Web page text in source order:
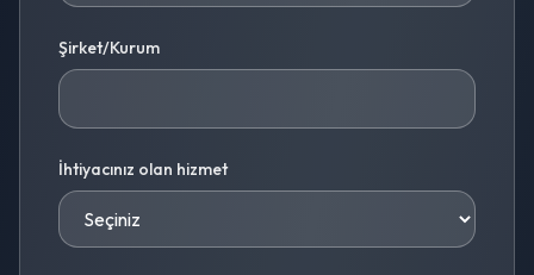
Şirket/Kurum
İhtiyacınız olan hizmet